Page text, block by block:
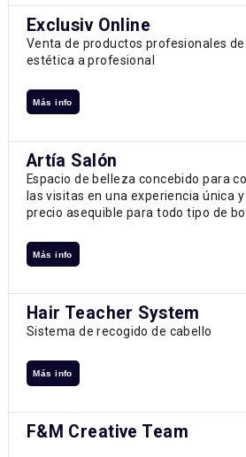
Exclusiv Online
Venta de productos profesionales
estética a profesional
Más info
Artía Salón
Espacio de belleza concebido para
las visitas en una experiencia única
precio asequible para todo tipo de
Más info
Hair Teacher System
Sistema de recogido de cabello
Más info
F&M Creative Team